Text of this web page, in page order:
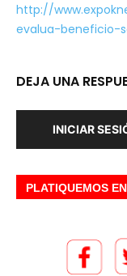
http://
evalua-beneficio-
DEJA UNA
INICIAR
PLATIQUEMOS